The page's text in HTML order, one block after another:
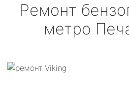
Ремонт
метро